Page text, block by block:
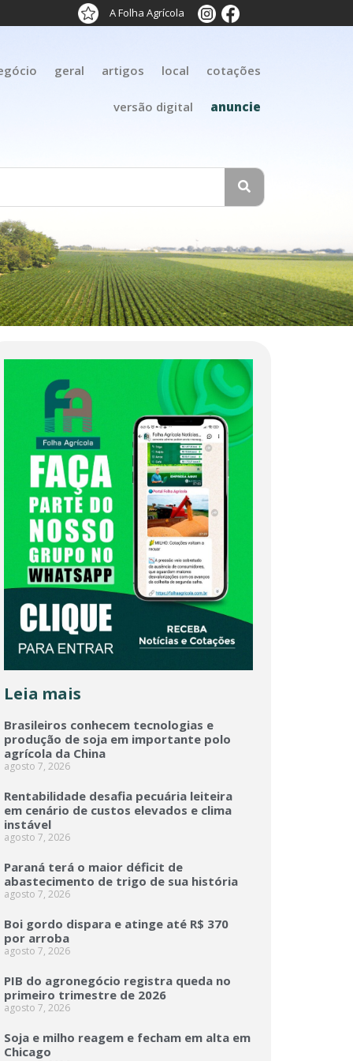
A Folha Agrícola
geral artigos local cotações
versão digital anuncie
Leia mais
Brasileiros conhecem tecnologias e
produção de soja em importante polo
agrícola da China
agosto 7, 2026
Rentabilidade desafia pecuária leiteira
em cenário de custos elevados e clima
instável
agosto 7, 2026
Paraná terá o maior déficit de
abastecimento de trigo de sua história
agosto 7, 2026
Boi gordo dispara e atinge até R$ 370
por arroba
agosto 7, 2026
PIB do agronegócio registra queda no
primeiro trimestre de 2026
agosto 7, 2026
Soja e milho reagem e fecham em alta em
Chicago